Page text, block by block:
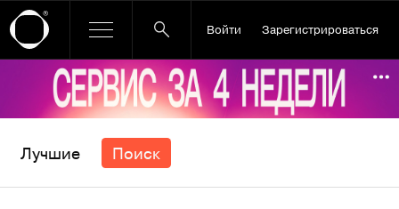
Войти Зарегистрироваться
Ссылка баннера
Лучшие Поиск